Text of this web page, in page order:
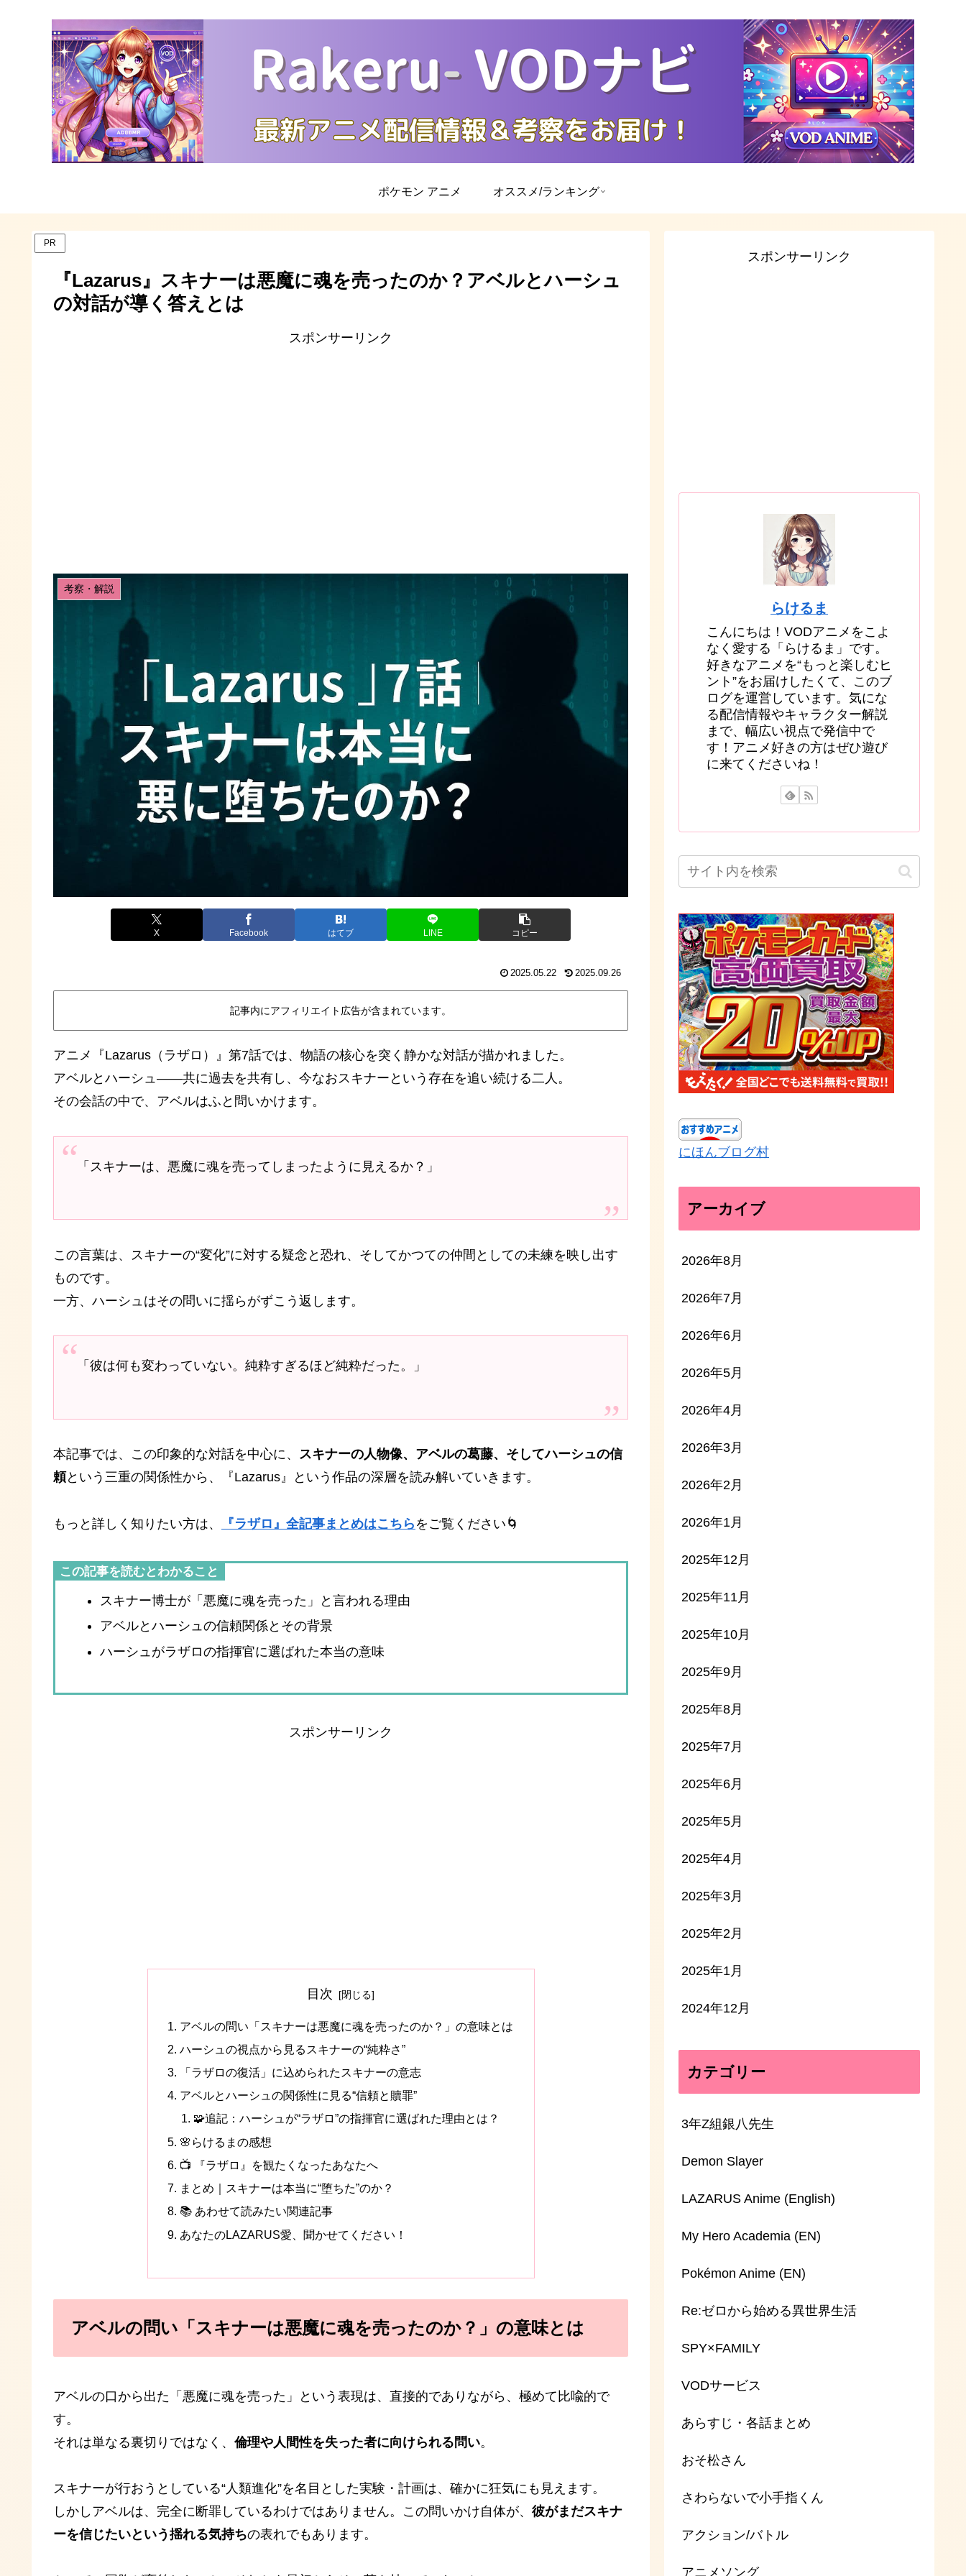
ポケモン アニメ オススメ/ランキング
PR
『Lazarus』スキナーは悪魔に魂を売ったのか？アベルとハーシュ
の対話が導く答えとは
スポンサーリンク
考察・解説
X Facebook はてブ LINE コピー
2025.05.22 2025.09.26
記事内にアフィリエイト広告が含まれています。
アニメ『Lazarus（ラザロ）』第7話では、物語の核心を突く静かな対話が描かれました。
アベルとハーシュ――共に過去を共有し、今なおスキナーという存在を追い続ける二人。
その会話の中で、アベルはふと問いかけます。
「スキナーは、悪魔に魂を売ってしまったように見えるか？」
この言葉は、スキナーの“変化”に対する疑念と恐れ、そしてかつての仲間としての未練を映し出す
ものです。
一方、ハーシュはその問いに揺らがずこう返します。
「彼は何も変わっていない。純粋すぎるほど純粋だった。」
本記事では、この印象的な対話を中心に、 スキナーの人物像、アベルの葛藤、そしてハーシュの信
頼という三重の関係性から、『Lazarus』という作品の深層を読み解いていきます。
もっと詳しく知りたい方は、 『ラザロ』全記事まとめはこちら をご覧ください🌀
この記事を読むとわかること
スキナー博士が「悪魔に魂を売った」と言われる理由
アベルとハーシュの信頼関係とその背景
ハーシュがラザロの指揮官に選ばれた本当の意味
スポンサーリンク
目次
アベルの問い「スキナーは悪魔に魂を売ったのか？」の意味とは
ハーシュの視点から見るスキナーの“純粋さ”
「ラザロの復活」に込められたスキナーの意志
アベルとハーシュの関係性に見る“信頼と贖罪”
🧩追記：ハーシュが“ラザロ”の指揮官に選ばれた理由とは？
🌸らけるまの感想
📺 『ラザロ』を観たくなったあなたへ
まとめ｜スキナーは本当に“堕ちた”のか？
📚 あわせて読みたい関連記事
あなたのLAZARUS愛、聞かせてください！
アベルの問い「スキナーは悪魔に魂を売ったのか？」の意味とは
アベルの口から出た「悪魔に魂を売った」という表現は、直接的でありながら、極めて比喩的で
す。
それは単なる裏切りではなく、倫理や人間性を失った者に向けられる問い。
スキナーが行おうとしている“人類進化”を名目とした実験・計画は、確かに狂気にも見えます。
しかしアベルは、完全に断罪しているわけではありません。この問いかけ自体が、 彼がまだスキナ
ーを信じたいという揺れる気持ちの表れでもあります。
スポンサーリンク
らけるま
こんにちは！VODアニメをこよ
なく愛する「らけるま」です。
好きなアニメを“もっと楽しむヒ
ント”をお届けしたくて、このブ
ログを運営しています。気にな
る配信情報やキャラクター解説
まで、幅広い視点で発信中で
す！アニメ好きの方はぜひ遊び
に来てくださいね！
にほんブログ村
アーカイブ
2026年8月
2026年7月
2026年6月
2026年5月
2026年4月
2026年3月
2026年2月
2026年1月
2025年12月
2025年11月
2025年10月
2025年9月
2025年8月
2025年7月
2025年6月
2025年5月
2025年4月
2025年3月
2025年2月
2025年1月
2024年12月
カテゴリー
3年Z組銀八先生
Demon Slayer
LAZARUS Anime (English)
My Hero Academia (EN)
Pokémon Anime (EN)
Re:ゼロから始める異世界生活
SPY×FAMILY
VODサービス
あらすじ・各話まとめ
おそ松さん
さわらないで小手指くん
アクション/バトル
アニメソング